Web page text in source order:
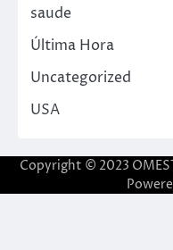
saude
Última Hora
Uncategorized
USA
Copyright © 2023